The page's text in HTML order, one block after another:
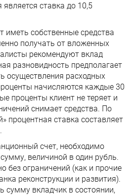
ставка до 10,5
иметь собственные средства
получать от вложенных
рекомендуют вклад
разновидность предполагает
осуществления расходных
начисляются каждые 30
проценты клиент не теряет и
снимает средства. По
процентная ставка составляет
счет, необходимо
величиной в один рубль.
без ограничений (как и прочие
реконструкции и развития).
сумму вкладчик в состоянии,